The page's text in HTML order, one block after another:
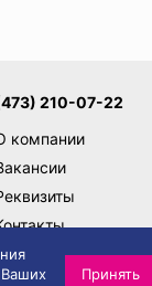
Ваших
Принять
210-07-22
компании
директору